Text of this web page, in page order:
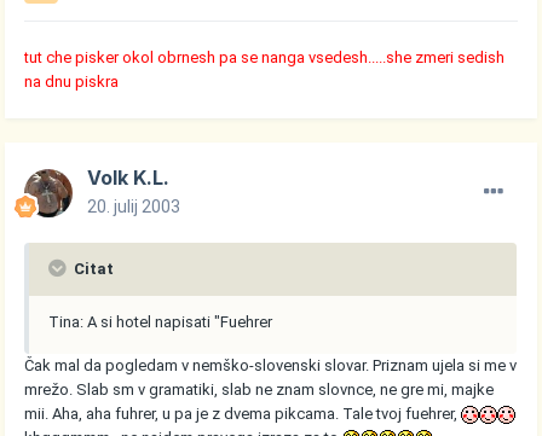
tut che pisker okol obrnesh pa se nanga vsedesh.....she zmeri sedish
na dnu piskra
Volk K.L.
20. julij 2003
Citat
Tina: A si hotel napisati "Fuehrer
Čak mal da pogledam v nemško-slovenski slovar. Priznam ujela si me v
mrežo. Slab sm v gramatiki, slab ne znam slovnce, ne gre mi, majke
mii. Aha, aha fuhrer, u pa je z dvema pikcama. Tale tvoj fuehrer,